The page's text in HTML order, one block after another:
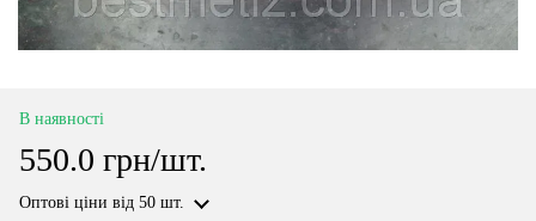
В наявності
550.0 грн/шт.
Оптові ціни від 50 шт.